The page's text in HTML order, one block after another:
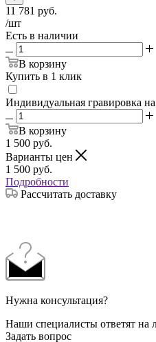
11 781 руб.
/шт
Есть в наличии
В корзину
Купить в 1 клик
Индивидуальная гравировка
В корзину
1 500 руб.
Варианты цен
1 500 руб.
Подробности
Рассчитать доставку
Нужна консультация?
Наши специалисты ответят
Задать вопрос